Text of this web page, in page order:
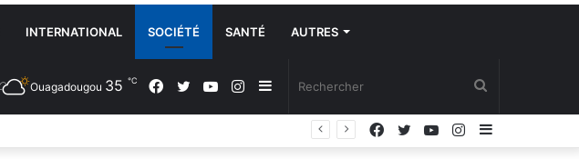
INTERNATIONAL SOCIÉTÉ SANTÉ AUTRES
Sidebar
(barre
Instagram
YouTube
Twitter
Facebook
Ouagadougou 35 ℃
Sidebar
Instagram
YouTube
Twitter
Facebook